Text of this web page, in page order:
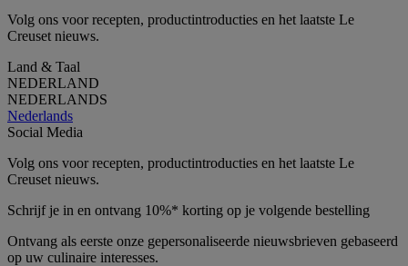
Volg ons voor recepten, productintroducties en het laatste Le
Creuset nieuws.
Land & Taal
NEDERLAND
NEDERLANDS
Nederlands
Social Media
Volg ons voor recepten, productintroducties en het laatste Le
Creuset nieuws.
Schrijf je in en ontvang 10%* korting op je volgende bestelling
Ontvang als eerste onze gepersonaliseerde nieuwsbrieven gebaseerd
op uw culinaire interesses.